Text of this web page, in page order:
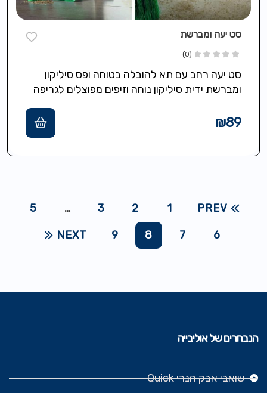
סט יעה ומברשת
(0)
סט יעה רחב עם תא להובלה בטוחה ופס סיליקון
ומברשת ידית סיליקון נוחה וזיפים מפוצלים לגריפה
₪89
PREV
1
2
3
…
5
6
7
8
9
NEXT
הנבחרים של אוליבייה
שואבי אבק הנרי Quick